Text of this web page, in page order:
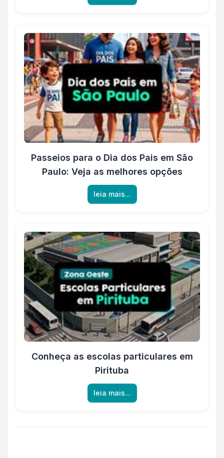
Passeios para o Dia dos Pais em São
Paulo: Veja as melhores opções
leia mais...
Conheça as escolas particulares em
Pirituba
leia mais...